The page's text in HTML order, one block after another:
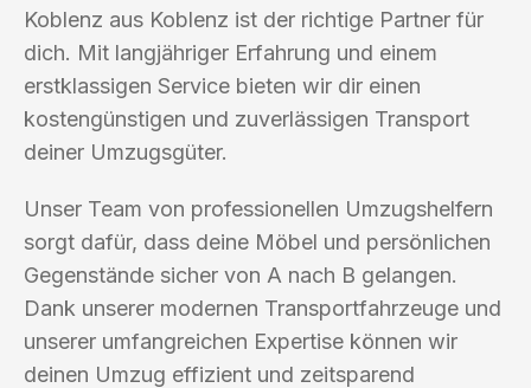
Koblenz aus Koblenz ist der richtige Partner für
dich. Mit langjähriger Erfahrung und einem
erstklassigen Service bieten wir dir einen
kostengünstigen und zuverlässigen Transport
deiner Umzugsgüter.
Unser Team von professionellen Umzugshelfern
sorgt dafür, dass deine Möbel und persönlichen
Gegenstände sicher von A nach B gelangen.
Dank unserer modernen Transportfahrzeuge und
unserer umfangreichen Expertise können wir
deinen Umzug effizient und zeitsparend